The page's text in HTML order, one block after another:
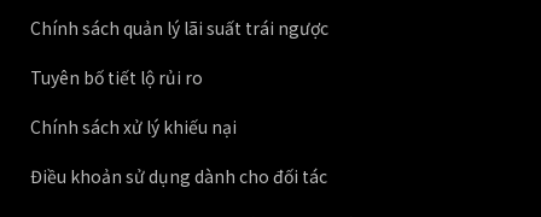
Chính sách quản lý lãi suất trái ngược
Tuyên bố tiết lộ rủi ro
Chính sách xử lý khiếu nại
Điều khoản sử dụng dành cho đối tác